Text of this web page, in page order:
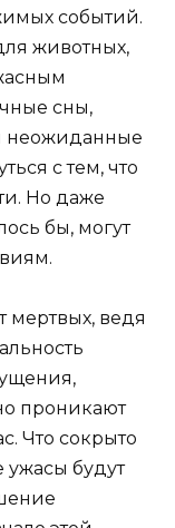
событий.
животных,
сны,
неожиданные
с тем, что
Но даже
бы, могут
мертвых, ведя
проникают
Что сокрыто
будут